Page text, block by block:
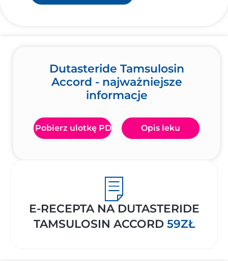
Dutasteride Tamsulosin
Accord - najważniejsze
informacje
Pobierz ulotkę PDF Opis leku
E-RECEPTA NA DUTASTERIDE
TAMSULOSIN ACCORD 59ZŁ